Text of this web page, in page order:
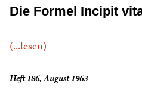
Die Formel Incipit
(...lesen)
Heft 186, August 1963